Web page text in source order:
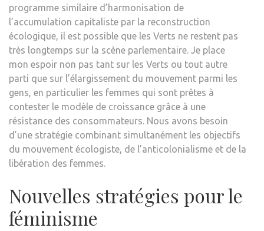
programme similaire d’harmonisation de
l’accumulation capitaliste par la reconstruction
écologique, il est possible que les Verts ne restent pas
très longtemps sur la scène parlementaire. Je place
mon espoir non pas tant sur les Verts ou tout autre
parti que sur l’élargissement du mouvement parmi les
gens, en particulier les femmes qui sont prêtes à
contester le modèle de croissance grâce à une
résistance des consommateurs. Nous avons besoin
d’une stratégie combinant simultanément les objectifs
du mouvement écologiste, de l’anticolonialisme et de la
libération des femmes.
Nouvelles stratégies pour le
féminisme